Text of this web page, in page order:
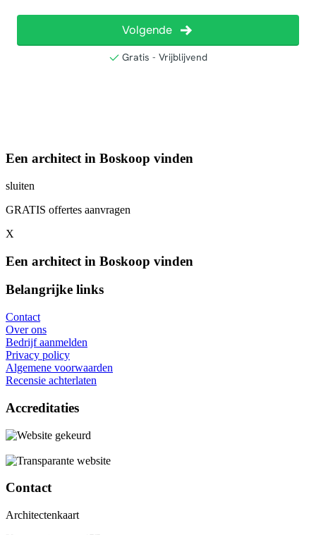
Een architect in Boskoop vinden
sluiten
GRATIS offertes aanvragen
X
Een architect in Boskoop vinden
Belangrijke links
Contact
Over ons
Bedrijf aanmelden
Privacy policy
Algemene voorwaarden
Recensie achterlaten
Accreditaties
Contact
Architectenkaart